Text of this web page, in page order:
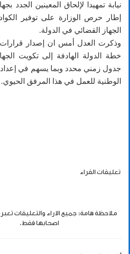
نيابة تمهيدا لإلحاق المعينين الجدد
إطار حرص الوزارة على توفير
الجهاز القضائي في الدولة.
وذكرت العدل أمس ان إصدار قرارات
خطة الدولة الهادفة إلى تكويت
جدول زمني محدد وبما يسهم في إعداد
الوطنية للعمل في هذا المرفق الحيوي.
تعليقات القراء
ملاحظة هامة: جميع الاراء والتعليقات
اصحابها فقط.